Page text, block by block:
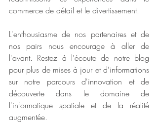
commerce de détail et le divertissement.
L'enthousiasme de nos partenaires et de
nos pairs nous encourage à aller de
l'avant. Restez à l'écoute de notre blog
pour plus de mises à jour et d'informations
sur notre parcours d'innovation et de
découverte dans le domaine de
l'informatique spatiale et de la réalité
augmentée.